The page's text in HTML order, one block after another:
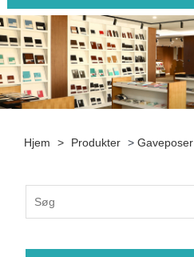
Hjem > Produkter >Gaveposer